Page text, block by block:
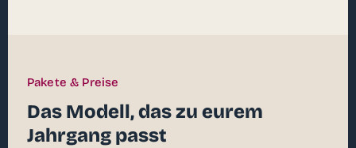
Pakete & Preise
Das Modell, das zu eurem
Jahrgang passt